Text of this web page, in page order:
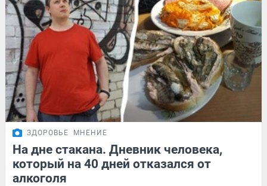
ЗДОРОВЬЕ МНЕНИЕ
На дне стакана. Дневник человека,
который на 40 дней отказался от
алкоголя